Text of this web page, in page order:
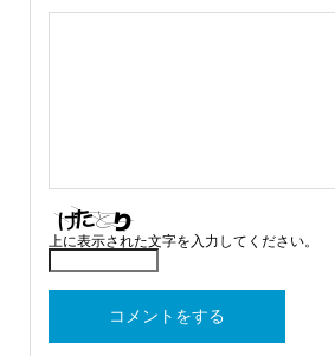
上に表示された文字を入力してください。